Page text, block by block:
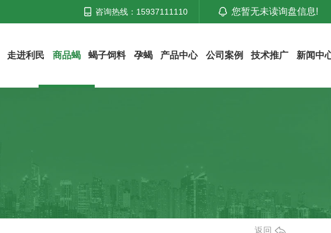
咨询热线：15937111110 您暂无未读询盘信息!
走进利民 商品蝎 蝎子饲料 孕蝎 产品中心 公司案例 技术推广 新闻中
返回